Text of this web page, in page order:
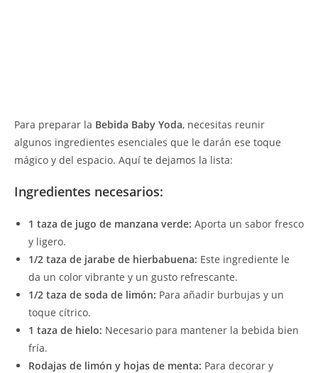
Para preparar la Bebida Baby Yoda, necesitas reunir
algunos ingredientes esenciales que le darán ese toque
mágico y del espacio. Aquí te dejamos la lista:
Ingredientes necesarios:
1 taza de jugo de manzana verde: Aporta un sabor fresco
y ligero.
1/2 taza de jarabe de hierbabuena: Este ingrediente le
da un color vibrante y un gusto refrescante.
1/2 taza de soda de limón: Para añadir burbujas y un
toque cítrico.
1 taza de hielo: Necesario para mantener la bebida bien
fría.
Rodajas de limón y hojas de menta: Para decorar y